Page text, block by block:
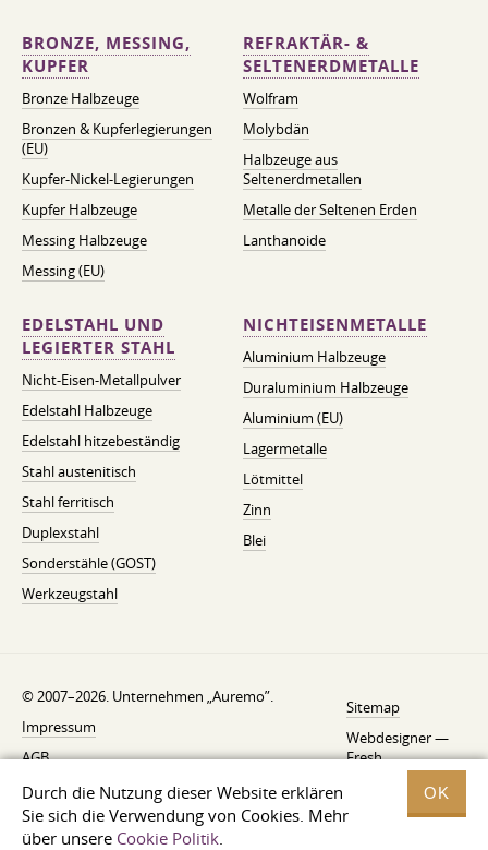
Durch die Nutzung dieser Website erklären
Sie sich die Verwendung von Cookies. Mehr
über unsere Cookie Politik.
OK
BRONZE, MESSING,
KUPFER
Bronze Halbzeuge
Bronzen & Kupferlegierungen
(EU)
Kupfer-Nickel-Legierungen
Kupfer Halbzeuge
Messing Halbzeuge
Messing (EU)
REFRAKTÄR- &
SELTENERDMETALLE
Wolfram
Molybdän
Halbzeuge aus
Seltenerdmetallen
Metalle der Seltenen Erden
Lanthanoide
EDELSTAHL UND
LEGIERTER STAHL
Nicht-Eisen-Metallpulver
Edelstahl Halbzeuge
Edelstahl hitzebeständig
Stahl austenitisch
Stahl ferritisch
Duplexstahl
Sonderstähle (GOST)
Werkzeugstahl
NICHTEISENMETALLE
Aluminium Halbzeuge
Duraluminium Halbzeuge
Aluminium (EU)
Lagermetalle
Lötmittel
Zinn
Blei
© 2007–2026. Unternehmen „Auremo”.
Impressum
AGB
Widerrufsbelehrung
Datenschutzerklärung
Sitemap
Webdesigner —
Fresh